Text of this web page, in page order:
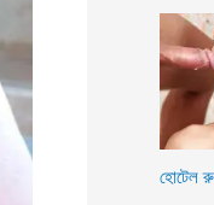
হোটেল